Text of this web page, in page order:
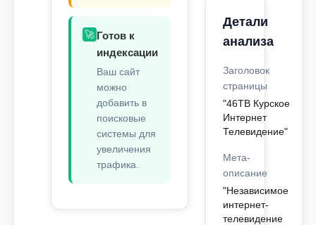
🚀 Готов к
индексации
Ваш сайт
можно
добавить в
поисковые
системы для
увеличения
трафика.
Детали
анализа
Заголовок
страницы
"46ТВ Курское
Интернет
Телевидение"
Мета-
описание
"Независимое
интернет-
телевидение